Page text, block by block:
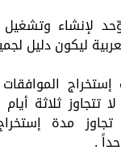
لإنشاء وتشغيل
ليكون دليل
إستخراج الموافقات
تتجاوز ثلاثة أيام
تجاوز مدة
.